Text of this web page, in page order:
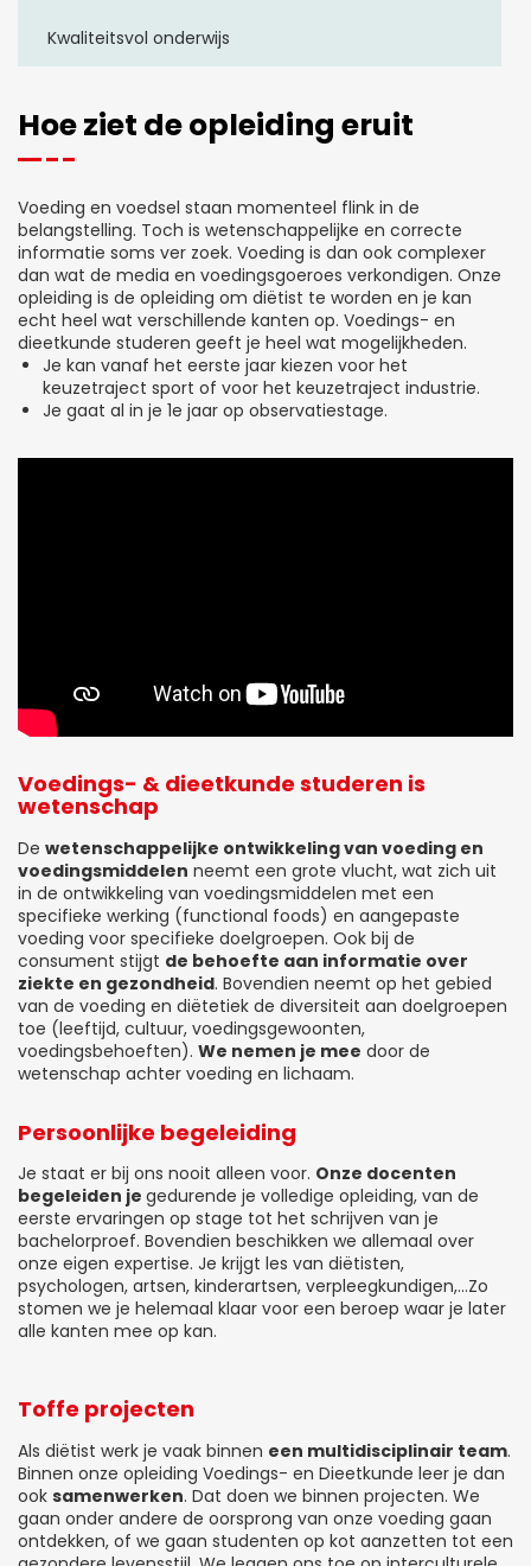
Kwaliteitsvol onderwijs
Hoe ziet de opleiding eruit
Voeding en voedsel staan momenteel flink in de
belangstelling. Toch is wetenschappelijke en correcte
informatie soms ver zoek. Voeding is dan ook complexer
dan wat de media en voedingsgoeroes verkondigen. Onze
opleiding is de opleiding om diëtist te worden en je kan
echt heel wat verschillende kanten op. Voedings- en
dieetkunde studeren geeft je heel wat mogelijkheden.
Je kan vanaf het eerste jaar kiezen voor het
keuzetraject sport of voor het keuzetraject industrie.
Je gaat al in je 1e jaar op observatiestage.
Voedings- & dieetkunde studeren is
wetenschap
De wetenschappelijke ontwikkeling van voeding en
voedingsmiddelen neemt een grote vlucht, wat zich uit
in de ontwikkeling van voedingsmiddelen met een
specifieke werking (functional foods) en aangepaste
voeding voor specifieke doelgroepen. Ook bij de
consument stijgt de behoefte aan informatie over
ziekte en gezondheid. Bovendien neemt op het gebied
van de voeding en diëtetiek de diversiteit aan doelgroepen
toe (leeftijd, cultuur, voedingsgewoonten,
voedingsbehoeften). We nemen je mee door de
wetenschap achter voeding en lichaam.
Persoonlijke begeleiding
Je staat er bij ons nooit alleen voor. Onze docenten
begeleiden je gedurende je volledige opleiding, van de
eerste ervaringen op stage tot het schrijven van je
bachelorproef. Bovendien beschikken we allemaal over
onze eigen expertise. Je krijgt les van diëtisten,
psychologen, artsen, kinderartsen, verpleegkundigen,…Zo
stomen we je helemaal klaar voor een beroep waar je later
alle kanten mee op kan.
Toffe projecten
Als diëtist werk je vaak binnen een multidisciplinair team.
Binnen onze opleiding Voedings- en Dieetkunde leer je dan
ook samenwerken. Dat doen we binnen projecten. We
gaan onder andere de oorsprong van onze voeding gaan
ontdekken, of we gaan studenten op kot aanzetten tot een